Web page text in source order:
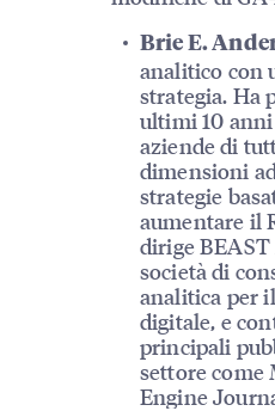
Brie E.
analitico con
strategia. Ha
ultimi 10
aziende di
dimensioni
strategie
aumentare il
dirige
società di
analitica per
digitale, e
principali
settore come
Engine